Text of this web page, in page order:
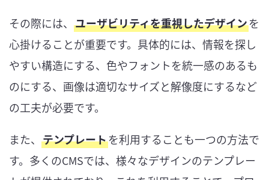
その際には、 ユーザビリティを重視したデザインを
心掛けることが重要です。具体的には、情報を探し
やすい構造にする、色やフォントを統一感のあるも
のにする、画像は適切なサイズと解像度にするなど
の工夫が必要です。
また、 テンプレートを利用することも一つの方法で
す。多くのCMSでは、様々なデザインのテンプレー